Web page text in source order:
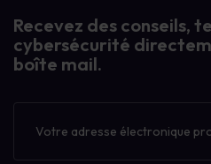
Recevez des conseils,
cybersécurité
boîte mail.
d'information